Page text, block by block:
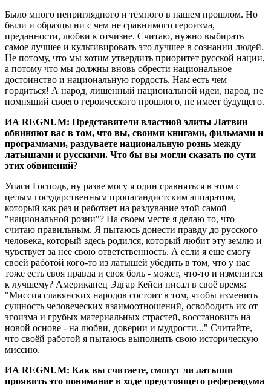
Было много неприглядного и тёмного в нашем прошлом. Но
были и образцы ни с чем не сравнимого героизма,
преданности, любви к отчизне. Считаю, нужно выбирать
самое лучшее и культивировать это лучшее в сознании людей.
Не потому, что мы хотим утвердить приоритет русской нации,
а потому что мы должны вновь обрести национальное
достоинство и национальную гордость. Нам есть чем
гордиться! А народ, лишённый национальной идеи, народ, не
помнящий своего героического прошлого, не имеет будущего.
ИА REGNUM: Представители властной элиты Латвии
обвиняют вас в том, что вы, своими книгами, фильмами и
программами, раздуваете национальную рознь между
латышами и русскими. Что бы вы могли сказать по сути
этих обвинений?
Упаси Господь, ну разве могу я один сравняться в этом с
целым государственным пропагандистским аппаратом,
который как раз и работает на раздувание этой самой
"национальной розни"? На своем месте я делаю то, что
считаю правильным. Я пытаюсь донести правду до русского
человека, который здесь родился, который любит эту землю и
чувствует за нее свою ответственность. А если я еще смогу
своей работой кого-то из латышей убедить в том, что у нас
тоже есть своя правда и своя боль - может, что-то и изменится
к лучшему? Американец Эдгар Кейси писал в своё время:
"Миссия славянских народов состоит в том, чтобы изменить
сущность человеческих взаимоотношений, освободить их от
эгоизма и грубых материальных страстей, восстановить на
новой основе - на любви, доверии и мудрости..." Считайте,
что своёй работой я пытаюсь выполнять свою историческую
миссию.
ИА REGNUM: Как вы считаете, смогут ли латыши
проявить это понимание в ходе предстоящего референдума